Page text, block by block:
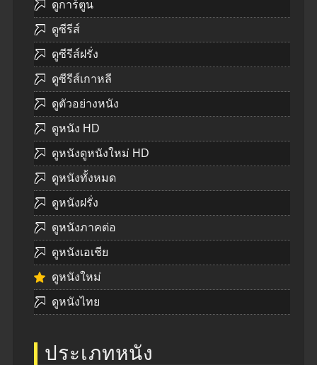
ดูการ์ตูน
ดูซีรีส์
ดูซีรีส์ฝรั่ง
ดูซีรีส์เกาหลี
ดูตัวอย่างหนัง
ดูหนัง HD
ดูหนังดูหนังใหม่ HD
ดูหนังทั้งหมด
ดูหนังฝรั่ง
ดูหนังภาคต่อ
ดูหนังเอเชีย
ดูหนังใหม่
ดูหนังไทย
ประเภทหนัง